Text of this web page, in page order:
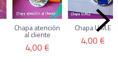
Chapa atención
al cliente
4,00 €
Chapa U.M.E
4,00 €